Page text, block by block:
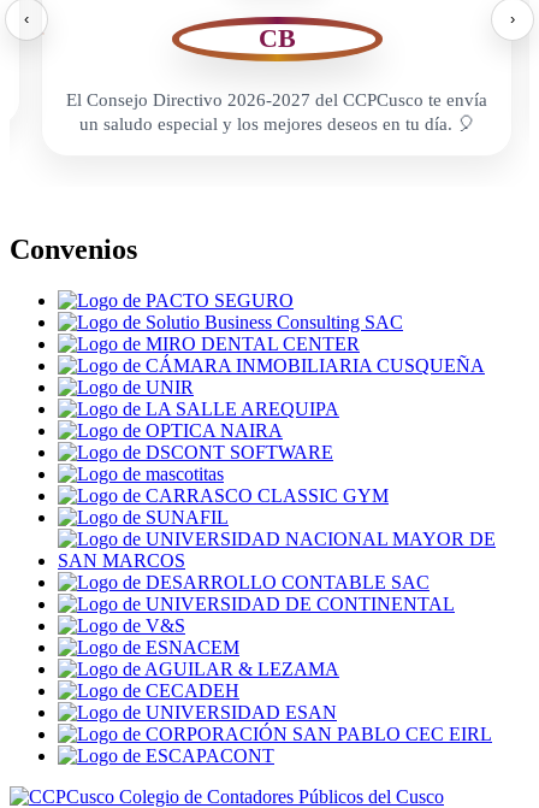
‹
CB
El Consejo Directivo 2026-2027 del CCPCusco te envía
un saludo especial y los mejores deseos en tu día. 🎈
›
Convenios
Colegio de Contadores Públicos del Cusco